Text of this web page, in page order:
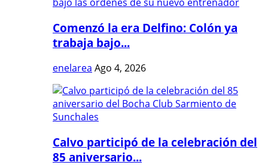
Comenzó la era Delfino: Colón ya
trabaja bajo...
enelarea Ago 4, 2026
Calvo participó de la celebración del
85 aniversario...